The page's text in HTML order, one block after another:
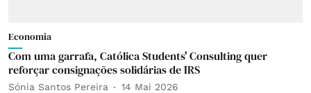
Economia
Com uma garrafa, Católica Students' Consulting quer
reforçar consignações solidárias de IRS
Sónia Santos Pereira 14 Mai 2026